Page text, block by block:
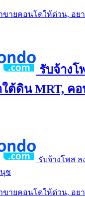
ขายคอนโดให้ด่วน, อย
รับจ้าง
ใต้ดิน MRT,
รับจ้างโพส
ช
ขายคอนโดให้ด่วน, อย